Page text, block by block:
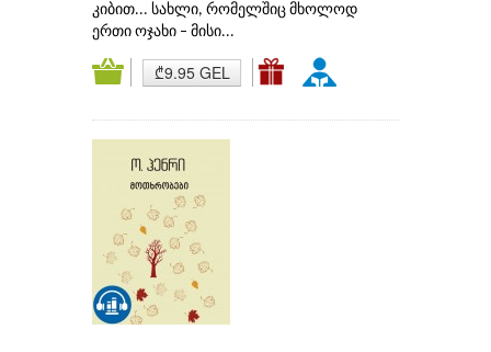
კიბით... სახლი, რომელშიც მხოლოდ
ერთი ოჯახი – მისი...
₾9.95 GEL